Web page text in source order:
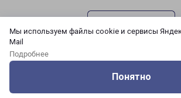
Мы используем файлы cookie и сервисы
Mail
Подробнее
Понятно